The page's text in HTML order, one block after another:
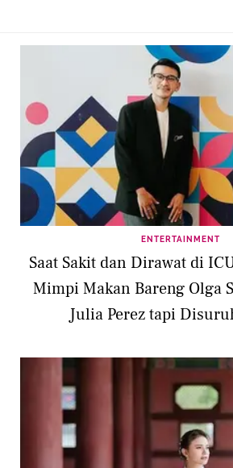
ENTERTAINMENT
Saat Sakit dan Dirawat di
Mimpi Makan Bareng Olga
Julia Perez tapi